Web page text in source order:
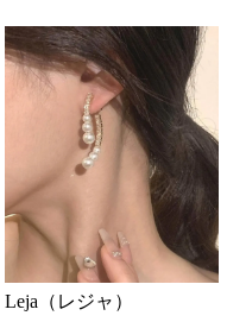
Leja（レジャ）